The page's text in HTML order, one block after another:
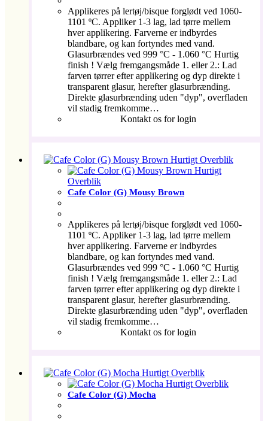
Applikeres på lertøj/bisque forglødt ved 1060-
1101 ºC. Appliker 1-3 lag, lad tørre mellem
hver applikering. Farverne er indbyrdes
blandbare, og kan fortyndes med vand.
Glasurbrændes ved 999 °C - 1.060 °C Hurtig
finish ! Vælg fremgangsmåde 1. eller 2.: Lad
farven tørrer efter applikering og dyp direkte i
transparent glasur, herefter glasurbrænding.
Direkte glasurbrænding uden "dyp", overfladen
vil stadig fremkomme…
Kontakt os for login
Hurtigt Overblik
Hurtigt
Overblik
Cafe Color (G) Mousy Brown
Applikeres på lertøj/bisque forglødt ved 1060-
1101 ºC. Appliker 1-3 lag, lad tørre mellem
hver applikering. Farverne er indbyrdes
blandbare, og kan fortyndes med vand.
Glasurbrændes ved 999 °C - 1.060 °C Hurtig
finish ! Vælg fremgangsmåde 1. eller 2.: Lad
farven tørrer efter applikering og dyp direkte i
transparent glasur, herefter glasurbrænding.
Direkte glasurbrænding uden "dyp", overfladen
vil stadig fremkomme…
Kontakt os for login
Hurtigt Overblik
Hurtigt Overblik
Cafe Color (G) Mocha